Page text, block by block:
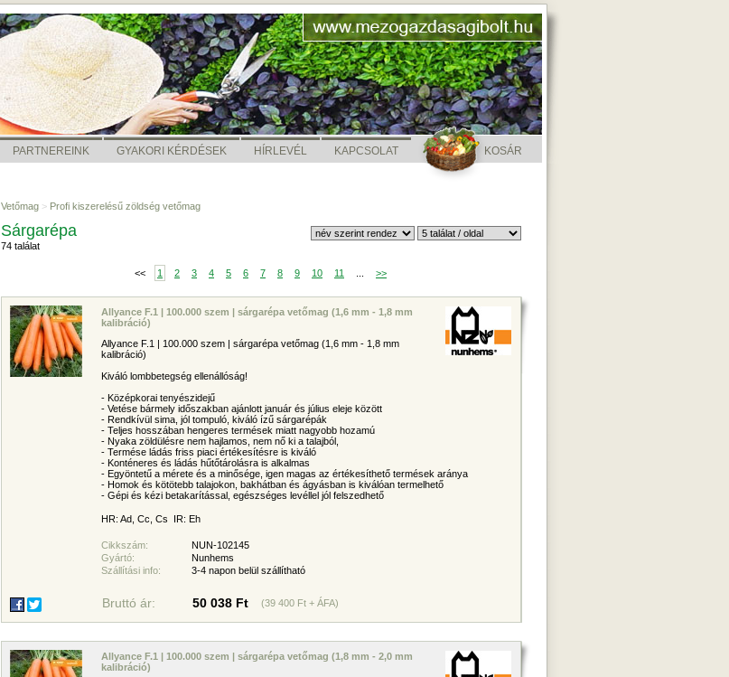
PARTNEREINK GYAKORI KÉRDÉSEK HÍRLEVÉL KAPCSOLAT KOSÁR
Vetőmag > Profi kiszerelésű zöldség vetőmag
Sárgarépa
74 találat
<< 1 2 3 4 5 6 7 8 9 10 11 >>
Allyance F.1 | 100.000 szem | sárgarépa vetőmag (1,6 mm - 1,8 mm
kalibráció)
Allyance F.1 | 100.000 szem | sárgarépa vetőmag (1,6 mm - 1,8 mm
kalibráció)
Kiváló lombbetegség ellenállóság!
- Középkorai tenyészidejű
- Vetése bármely időszakban ajánlott január és július eleje között
- Rendkívül sima, jól tompuló, kiváló ízű sárgarépák
- Teljes hosszában hengeres termések miatt nagyobb hozamú
- Nyaka zöldülésre nem hajlamos, nem nő ki a talajból,
- Termése ládás friss piaci értékesítésre is kiváló
- Konténeres és ládás hűtőtárolásra is alkalmas
- Egyöntetű a mérete és a minősége, igen magas az értékesíthető termések aránya
- Homok és kötötebb talajokon, bakhátban és ágyásban is kiválóan termelhető
- Gépi és kézi betakarítással, egészséges levéllel jól felszedhető
HR: Ad, Cc, Cs  IR: Eh
Cikkszám:
NUN-102145
Gyártó:
Nunhems
Szállítási info:
3-4 napon belül szállítható
Bruttó ár: 50 038 Ft (39 400 Ft + ÁFA)
Allyance F.1 | 100.000 szem | sárgarépa vetőmag (1,8 mm - 2,0 mm
kalibráció)